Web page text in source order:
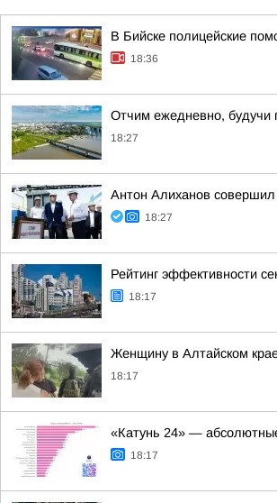
В Бийске полицейские
18:36
Отчим ежедневно, будучи
18:27
Антон Алиханов совершил
18:27
Рейтинг эффективности
18:17
Женщину в Алтайском
18:17
«Катунь 24» —
18:17